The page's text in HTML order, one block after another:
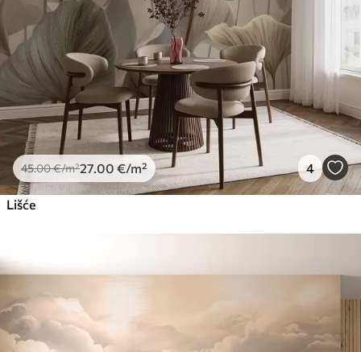
45.00€/m²27 .00 €/m² 4
Lišće